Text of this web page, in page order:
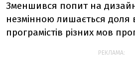
Зменшився попит на
незмінною лишається доля
програмістів різних мов
РЕКЛАМА: